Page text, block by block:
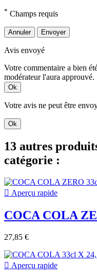
* Champs requis
Annuler Envoyer
Avis envoyé
Votre commentaire a bien
modérateur l'aura approuvé.
Ok
Votre avis ne peut être
Ok
13 autres
catégorie :
 Aperçu rapide
COCA COLA
27,85 €
 Aperçu rapide